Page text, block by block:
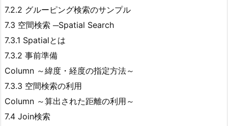
7.2.2 グルーピング検索のサンプル
7.3 空間検索 ─Spatial Search
7.3.1 Spatialとは
7.3.2 事前準備
Column ～緯度・経度の指定方法～
7.3.3 空間検索の利用
Column ～算出された距離の利用～
7.4 Join検索